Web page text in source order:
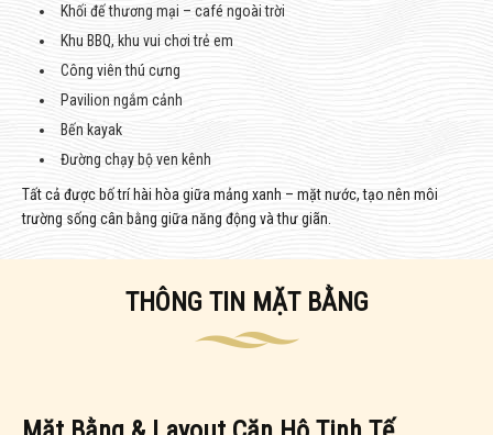
Khối đế thương mại – café ngoài trời
Khu BBQ, khu vui chơi trẻ em
Công viên thú cưng
Pavilion ngắm cảnh
Bến kayak
Đường chạy bộ ven kênh
Tất cả được bố trí hài hòa giữa mảng xanh – mặt nước, tạo nên môi
trường sống cân bằng giữa năng động và thư giãn.
THÔNG TIN MẶT BẰNG